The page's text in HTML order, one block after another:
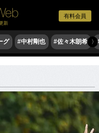
有料会員
新
グ #中村剛也 #佐々木朗希 〉